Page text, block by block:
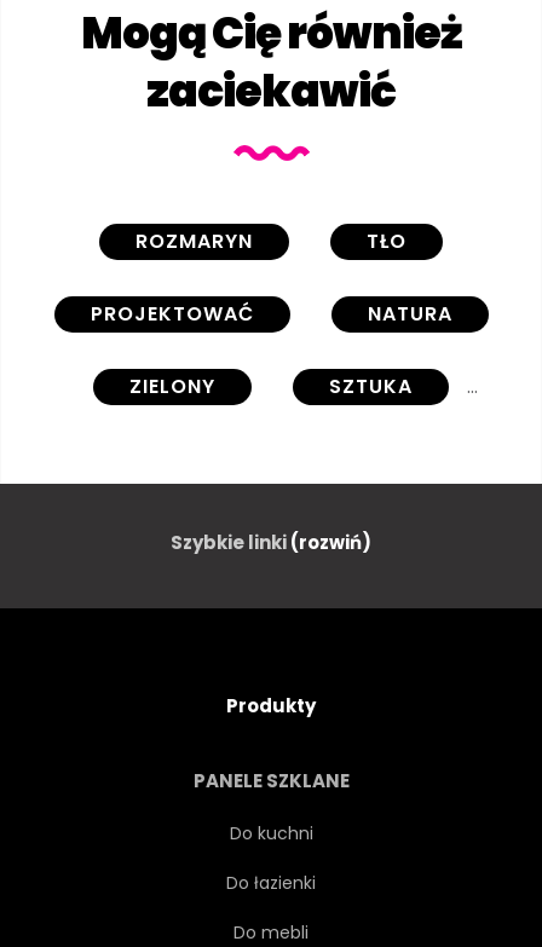
Mogą Cię również
zaciekawić
ROZMARYN TŁO
PROJEKTOWAĆ NATURA
ZIELONY SZTUKA
ZDROWY NATURALNY
ROŚLINA ŚWIEŻY
MEDYCYNA
Szybkie linki(rozwiń)
Produkty
PANELE SZKLANE
Do kuchni
Do łazienki
Do mebli